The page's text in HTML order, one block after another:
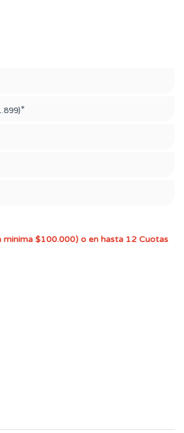
*
minima $100.000) o en hasta 12 Cuotas